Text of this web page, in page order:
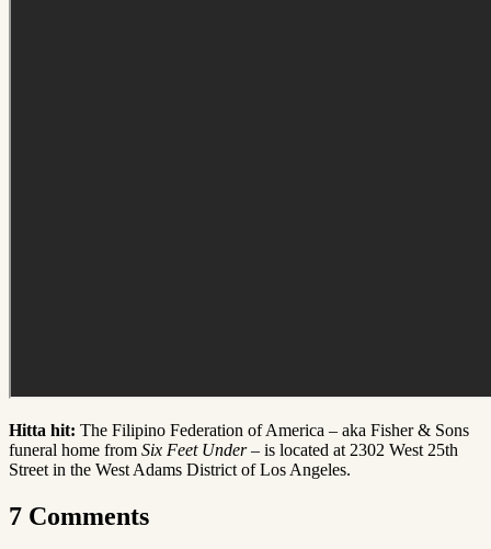
Hitta hit: The Filipino Federation of America – aka Fisher & Sons
funeral home from Six Feet Under – is located at 2302 West 25th
Street in the West Adams District of Los Angeles.
7 Comments